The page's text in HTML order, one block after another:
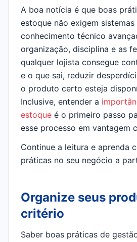
A boa notícia é que boas
estoque não exigem sistemas
conhecimento técnico
organização, disciplina e as
qualquer lojista consegue
e o que sai, reduzir
o produto certo esteja
Inclusive, entender a
estoque é o primeiro passo
esse processo em vantagem
Continue a leitura e aprenda
práticas no seu negócio a
Organize seus
critério
Saber boas práticas de